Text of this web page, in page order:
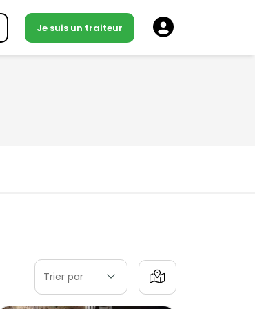
Je suis un traiteur
Trier par